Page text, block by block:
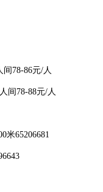
间 78-86元/人
间 78-88元/人
米65206681